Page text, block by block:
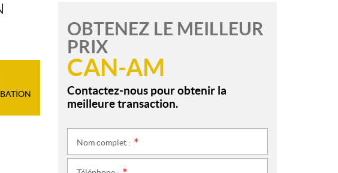
OBTENEZ LE MEILLEUR
PRIX
CAN-AM
Contactez-nous pour obtenir la
meilleure transaction.
Nom complet :